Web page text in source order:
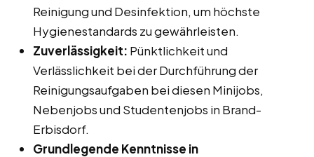
Reinigung und Desinfektion, um höchste
Hygienestandards zu gewährleisten.
Zuverlässigkeit: Pünktlichkeit und
Verlässlichkeit bei der Durchführung der
Reinigungsaufgaben bei diesen Minijobs,
Nebenjobs und Studentenjobs in Brand-
Erbisdorf.
Grundlegende Kenntnisse in